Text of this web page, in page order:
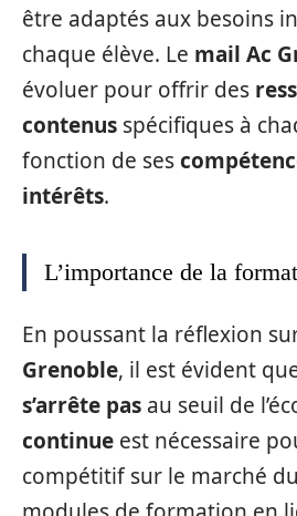
être adaptés aux besoins
chaque élève. Le mail Ac
évoluer pour offrir des
contenus spécifiques à
fonction de ses
intérêts.
L’importance de la
En poussant la réflexion
Grenoble, il est évident
s’arrête pas au seuil de
continue est nécessaire
compétitif sur le marché du